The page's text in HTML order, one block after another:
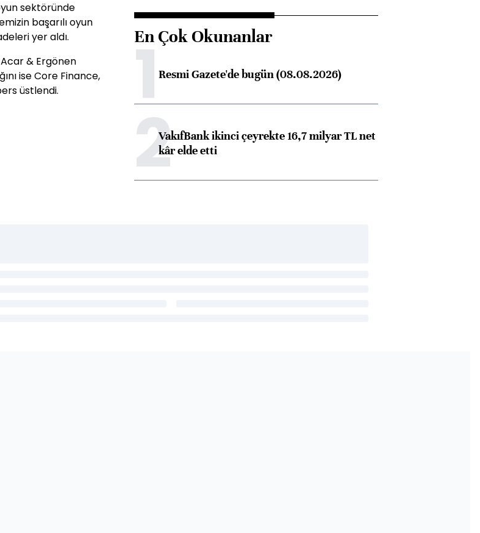
sektöründe
başarılı oyun
yer aldı.
Acar & Ergönen
ise Core Finance,
üstlendi.
En Çok Okunanlar
1Resmi Gazete'de bugün (08.08.2026)
2VakıfBank ikinci çeyrekte 16,7 milyar TL net
kâr elde etti